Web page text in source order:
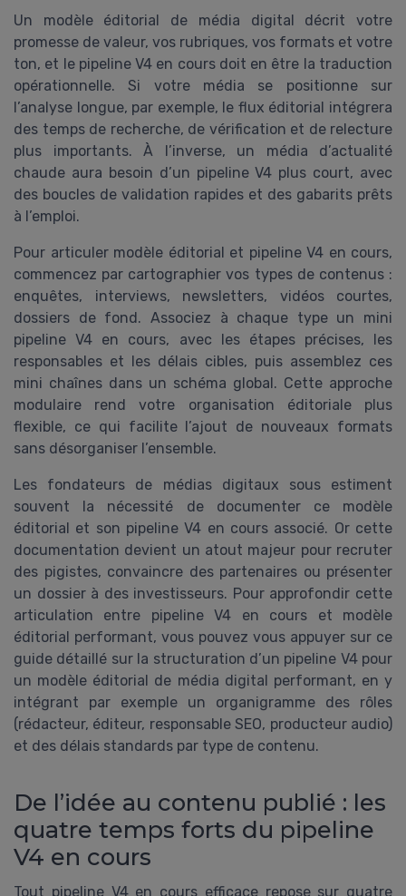
Un modèle éditorial de média digital décrit votre
promesse de valeur, vos rubriques, vos formats et votre
ton, et le pipeline V4 en cours doit en être la traduction
opérationnelle. Si votre média se positionne sur
l’analyse longue, par exemple, le flux éditorial intégrera
des temps de recherche, de vérification et de relecture
plus importants. À l’inverse, un média d’actualité
chaude aura besoin d’un pipeline V4 plus court, avec
des boucles de validation rapides et des gabarits prêts
à l’emploi.
Pour articuler modèle éditorial et pipeline V4 en cours,
commencez par cartographier vos types de contenus :
enquêtes, interviews, newsletters, vidéos courtes,
dossiers de fond. Associez à chaque type un mini
pipeline V4 en cours, avec les étapes précises, les
responsables et les délais cibles, puis assemblez ces
mini chaînes dans un schéma global. Cette approche
modulaire rend votre organisation éditoriale plus
flexible, ce qui facilite l’ajout de nouveaux formats
sans désorganiser l’ensemble.
Les fondateurs de médias digitaux sous estiment
souvent la nécessité de documenter ce modèle
éditorial et son pipeline V4 en cours associé. Or cette
documentation devient un atout majeur pour recruter
des pigistes, convaincre des partenaires ou présenter
un dossier à des investisseurs. Pour approfondir cette
articulation entre pipeline V4 en cours et modèle
éditorial performant, vous pouvez vous appuyer sur ce
guide détaillé sur la structuration d’un pipeline V4 pour
un modèle éditorial de média digital performant, en y
intégrant par exemple un organigramme des rôles
(rédacteur, éditeur, responsable SEO, producteur audio)
et des délais standards par type de contenu.
De l’idée au contenu publié : les
quatre temps forts du pipeline
V4 en cours
Tout pipeline V4 en cours efficace repose sur quatre